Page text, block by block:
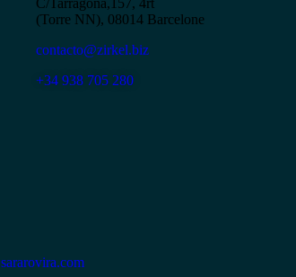
(Torre NN), 08014 Barcelone
contacto@zirkel.biz
+34 938 705 280
sararovira.com